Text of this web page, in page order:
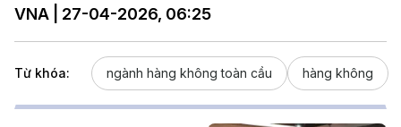
VNA | 27-04-2026, 06:25
Từ khóa: ngành hàng không toàn cầu hàng không